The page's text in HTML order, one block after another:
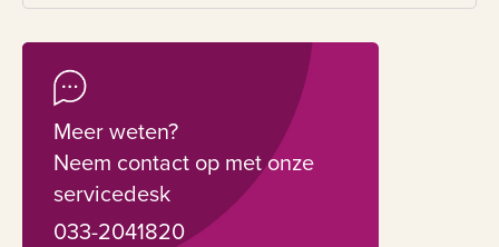
Meer weten?
Neem contact op met onze
servicedesk
033-2041820